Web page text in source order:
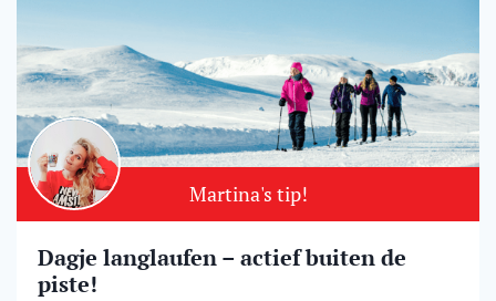
Martina's tip!
Dagje langlaufen – actief buiten de
piste!